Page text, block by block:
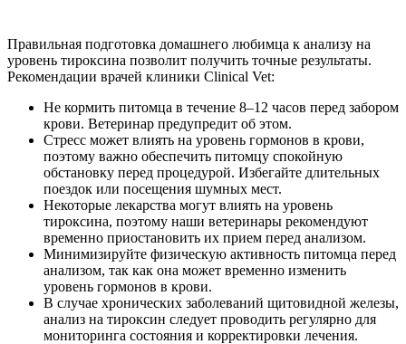
Правильная подготовка домашнего любимца к анализу на
уровень тироксина позволит получить точные результаты.
Рекомендации врачей клиники Clinical Vet:
Не кормить питомца в течение 8–12 часов перед забором
крови. Ветеринар предупредит об этом.
Стресс может влиять на уровень гормонов в крови,
поэтому важно обеспечить питомцу спокойную
обстановку перед процедурой. Избегайте длительных
поездок или посещения шумных мест.
Некоторые лекарства могут влиять на уровень
тироксина, поэтому наши ветеринары рекомендуют
временно приостановить их прием перед анализом.
Минимизируйте физическую активность питомца перед
анализом, так как она может временно изменить
уровень гормонов в крови.
В случае хронических заболеваний щитовидной железы,
анализ на тироксин следует проводить регулярно для
мониторинга состояния и корректировки лечения.